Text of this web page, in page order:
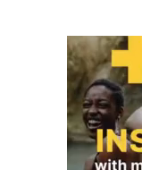
Video
oynatıcı